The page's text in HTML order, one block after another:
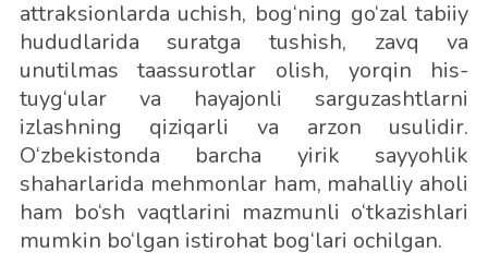
attraksionlarda uchish, bog‘ning go‘zal tabiiy
hududlarida suratga tushish, zavq va
unutilmas taassurotlar olish, yorqin his-
tuyg‘ular va hayajonli sarguzashtlarni
izlashning qiziqarli va arzon usulidir.
O‘zbekistonda barcha yirik sayyohlik
shaharlarida mehmonlar ham, mahalliy aholi
ham bo‘sh vaqtlarini mazmunli o‘tkazishlari
mumkin bo‘lgan istirohat bog‘lari ochilgan.